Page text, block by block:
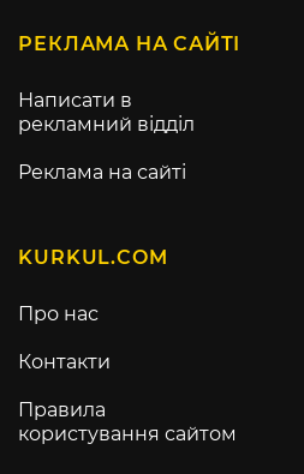
РЕКЛАМА НА САЙТІ
Написати в
рекламний відділ
Реклама на сайті
KURKUL.COM
Про нас
Контакти
Правила
користування сайтом